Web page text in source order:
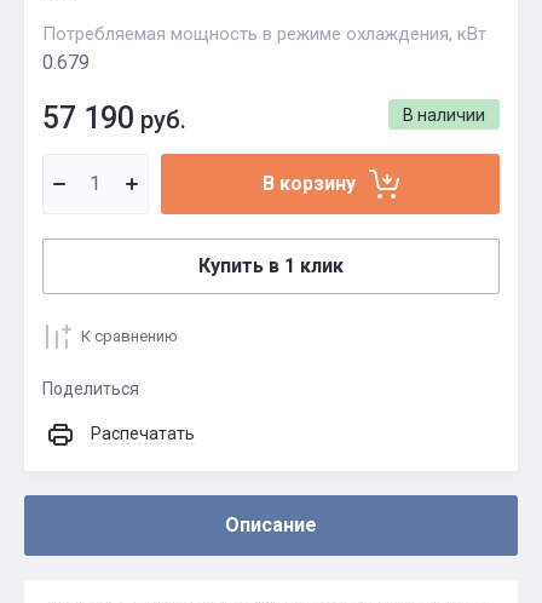
Потребляемая мощность в режиме охлаждения, кВт
0.679
В наличии
57 190 руб.
В корзину
Купить в 1 клик
К сравнению
Поделиться
Распечатать
Описание